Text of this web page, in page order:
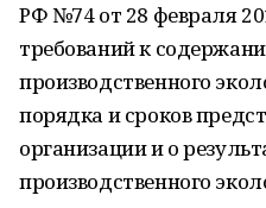
РФ №74 от 28 февраля
требований к
производственного
порядка и сроков
организации и о
производственного